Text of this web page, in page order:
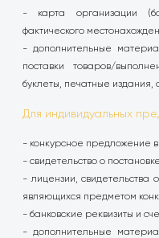
- карта организации
фактического
- дополнительные
поставки товаров/
буклеты, печатные издания,
Для индивидуальных
- конкурсное предложение в
- свидетельство о
- лицензии, свидетельства
являющихся предметом
- банковские реквизиты и
- дополнительные